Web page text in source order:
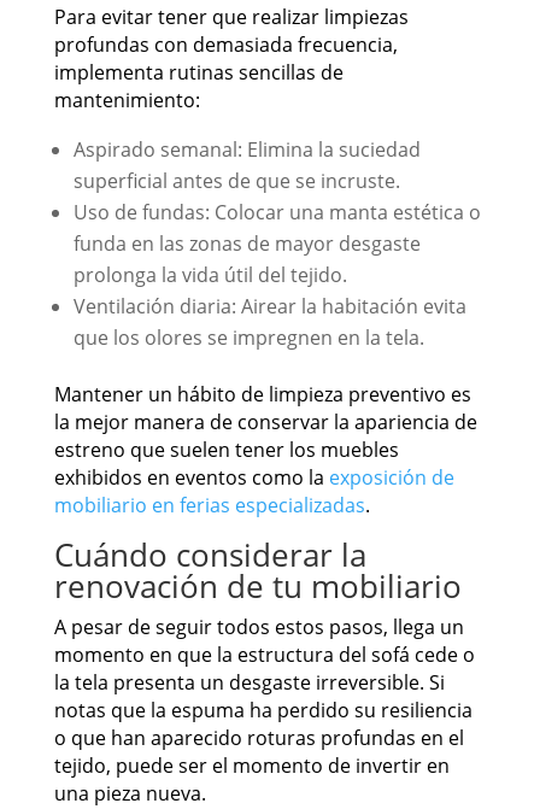
Para evitar tener que realizar limpiezas
profundas con demasiada frecuencia,
implementa rutinas sencillas de
mantenimiento:
Aspirado semanal: Elimina la suciedad
superficial antes de que se incruste.
Uso de fundas: Colocar una manta estética o
funda en las zonas de mayor desgaste
prolonga la vida útil del tejido.
Ventilación diaria: Airear la habitación evita
que los olores se impregnen en la tela.
Mantener un hábito de limpieza preventivo es
la mejor manera de conservar la apariencia de
estreno que suelen tener los muebles
exhibidos en eventos como la exposición de
mobiliario en ferias especializadas.
Cuándo considerar la
renovación de tu mobiliario
A pesar de seguir todos estos pasos, llega un
momento en que la estructura del sofá cede o
la tela presenta un desgaste irreversible. Si
notas que la espuma ha perdido su resiliencia
o que han aparecido roturas profundas en el
tejido, puede ser el momento de invertir en
una pieza nueva.